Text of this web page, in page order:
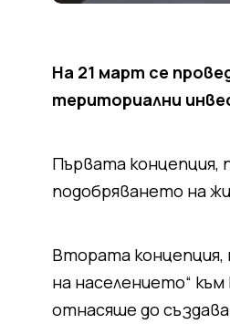
На 21 март се
териториални
Първата концепция,
подобряването на
Втората концепция,
на населението“
отнасяше до